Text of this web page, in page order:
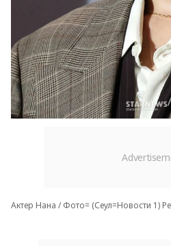
Актер Нана / Фото= (Сеул=Новости 1)